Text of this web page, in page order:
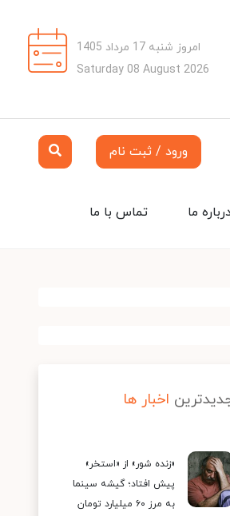
امروز شنبه 17 مرداد 1405
Saturday 08 August 2026
ورود / ثبت نام
تماس با ما ما
اخبار ها
«زنده شور» از «استخر»
پیش افتاد؛ گیشه سینما
به مرز ۶۰ میلیارد تومان